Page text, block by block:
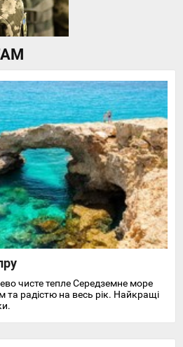
чисте тепле Середземне море
та радістю на весь рік. Найкращі